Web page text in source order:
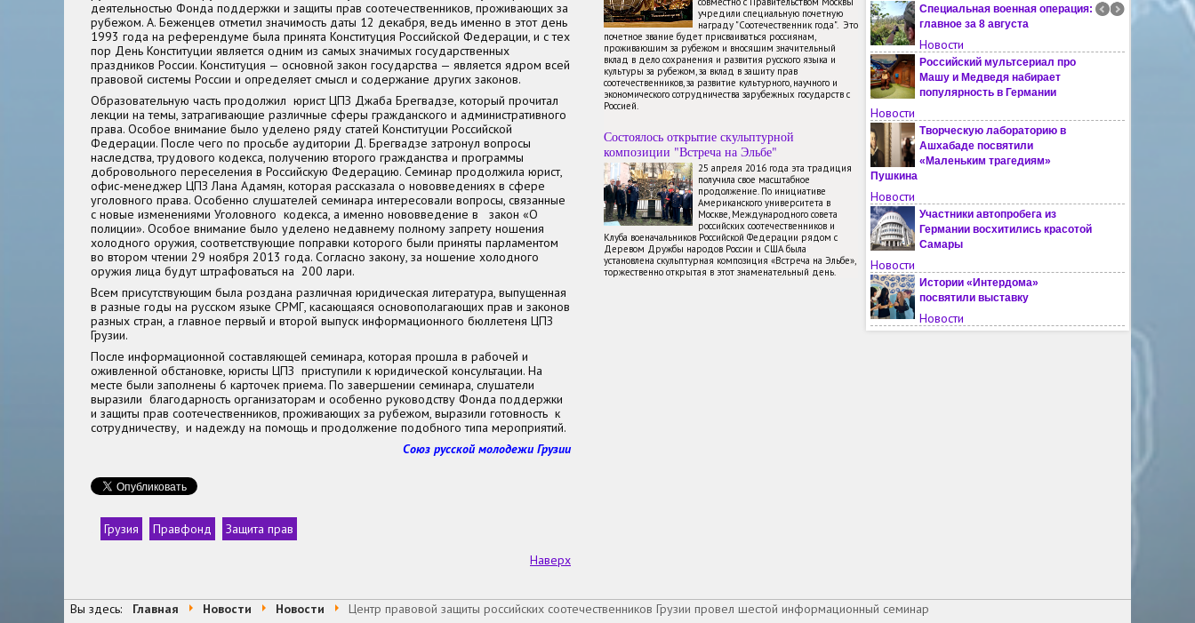
деятельностью Фонда поддержки и защиты прав соотечественников, проживающих за
рубежом. А. Беженцев отметил значимость даты 12 декабря, ведь именно в этот день
1993 года на референдуме была принята Конституция Российской Федерации, и с тех
пор День Конституции является одним из самых значимых государственных
праздников России. Конституция — основной закон государства — является ядром всей
правовой системы России и определяет смысл и содержание других законов.
Образовательную часть продолжил юрист ЦПЗ Джаба Брегвадзе, который прочитал
лекции на темы, затрагивающие различные сферы гражданского и административного
права. Особое внимание было уделено ряду статей Конституции Российской
Федерации. После чего по просьбе аудитории Д. Брегвадзе затронул вопросы
наследства, трудового кодекса, получению второго гражданства и программы
добровольного переселения в Российскую Федерацию. Семинар продолжила юрист,
офис-менеджер ЦПЗ Лана Адамян, которая рассказала о нововведениях в сфере
уголовного права. Особенно слушателей семинара интересовали вопросы, связанные
с новые изменениями Уголовного кодекса, а именно нововведение в закон «О
полиции». Особое внимание было уделено недавнему полному запрету ношения
холодного оружия, соответствующие поправки которого были приняты парламентом
во втором чтении 29 ноября 2013 года. Согласно закону, за ношение холодного
оружия лица будут штрафоваться на 200 лари.
Всем присутствующим была роздана различная юридическая литература, выпущенная
в разные годы на русском языке СРМГ, касающаяся основополагающих прав и законов
разных стран, а главное первый и второй выпуск информационного бюллетеня ЦПЗ
Грузии.
После информационной составляющей семинара, которая прошла в рабочей и
оживленной обстановке, юристы ЦПЗ приступили к юридической консультации. На
месте были заполнены 6 карточек приема. По завершении семинара, слушатели
выразили благодарность организаторам и особенно руководству Фонда поддержки
и защиты прав соотечественников, проживающих за рубежом, выразили готовность к
сотрудничеству, и надежду на помощь и продолжение подобного типа мероприятий.
Союз русской молодежи Грузии
Грузия Правфонд
Защита прав
Наверх
учредили специальную почетную
награду "Соотечественник года". Это
почетное звание будет присваиваться россиянам,
проживающим за рубежом и вносящим значительный
вклад в дело сохранения и развития русского языка и
культуры за рубежом, за вклад в защиту прав
соотечественников, за развитие культурного, научного и
экономического сотрудничества зарубежных государств с
Россией.
Состоялось открытие скульптурной
композиции "Встреча на Эльбе"
25 апреля 2016 года эта традиция
получила свое масштабное
продолжение. По инициативе
Американского университета в
Москве, Международного совета
российских соотечественников и
Клуба военачальников Российской Федерации рядом с
Деревом Дружбы народов России и США была
установлена скульптурная композиция «Встреча на Эльбе»,
торжественно открытая в этот знаменательный день.
Специальная военная операция:
главное за 8 августа
Новости
Российский мультсериал про
Машу и Медведя набирает
популярность в Германии
Новости
Творческую лабораторию в
Ашхабаде посвятили
«Маленьким трагедиям»
Пушкина
Новости
Участники автопробега из
Германии восхитились красотой
Самары
Новости
Истории «Интердома»
посвятили выставку
Новости
Китайских школьников
Вы здесь: Главная Новости Новости Центр правовой защиты российских соотечественников Грузии провел шестой информационный семинар